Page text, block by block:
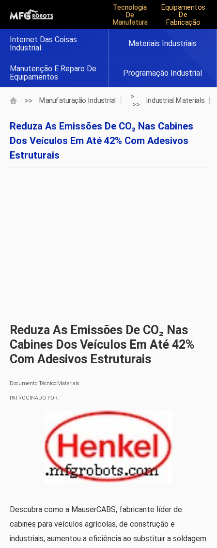
Tecnologia
De
Manufatura
Equipamentos
De
Fabricação
Internet Das Coisas
Industrial
Materiais Industriais
Manutenção E Reparo De
Equipamentos
Programação Industrial
>> Manufaturação Industrial
>
>>
Industrial Materials
Reduza As Emissões De CO₂ Nas Cabines
Dos Veículos Em Até 42% Com Adesivos
Estruturais
Reduza As Emissões De CO₂ Nas
Cabines Dos Veículos Em Até 42%
Com Adesivos Estruturais
Documento Técnico:Materiais
PATROCINADO POR:
Descubra como a MauserCABS, fabricante líder de
cabines para veículos agrícolas, de construção e
industriais, aumentou a eficiência ao substituir a soldagem